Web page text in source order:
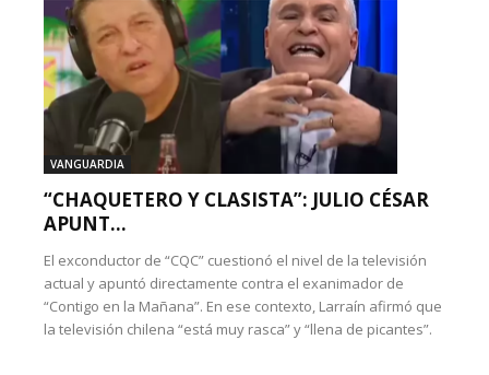
VANGUARDIA
“CHAQUETERO Y CLASISTA”: JULIO CÉSAR
APUNT...
El exconductor de “CQC” cuestionó el nivel de la televisión
actual y apuntó directamente contra el exanimador de
“Contigo en la Mañana”. En ese contexto, Larraín afirmó que
la televisión chilena “está muy rasca” y “llena de picantes”.